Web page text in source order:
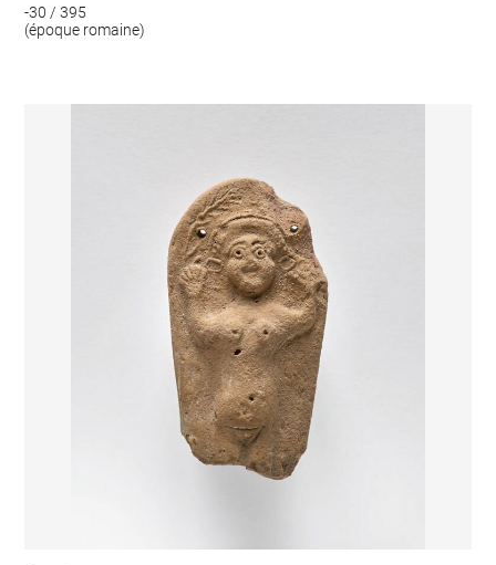
-30 / 395
(époque romaine)